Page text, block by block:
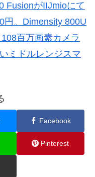
FusionがIIJmioにて
円。Dimensity 800U
百万画素カメラ
ミドルレンジスマ
Facebook
Pinterest